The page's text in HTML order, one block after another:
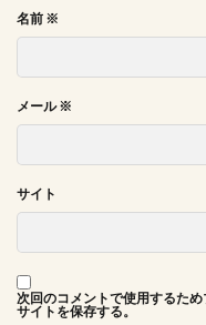
名前 ※
メール※
サイト
次回のコメントで使用するた
サイトを保存する。